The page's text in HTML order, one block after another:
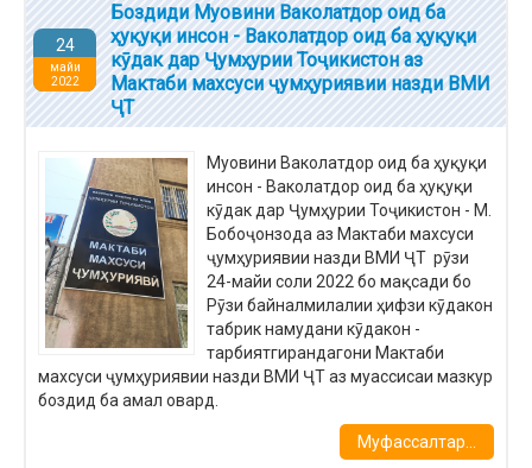
24
майи
2022
Боздиди Муовини Ваколатдор оид ба
ҳуқуқи инсон - Ваколатдор оид ба ҳуқуқи
кӯдак дар Ҷумҳурии Тоҷикистон аз
Мактаби махсуси ҷумҳуриявии назди ВМИ
ҶТ
Муовини Ваколатдор оид ба ҳуқуқи
инсон - Ваколатдор оид ба ҳуқуқи
кӯдак дар Ҷумҳурии Тоҷикистон - М.
Бобоҷонзода аз Мактаби махсуси
ҷумҳуриявии назди ВМИ ҶТ рӯзи
24-майи соли 2022 бо мақсади бо
Рӯзи байналмилалии ҳифзи кӯдакон
табрик намудани кӯдакон -
тарбиятгирандагони Мактаби
махсуси ҷумҳуриявии назди ВМИ ҶТ аз муассисаи мазкур
боздид ба амал овард.
Муфассалтар...